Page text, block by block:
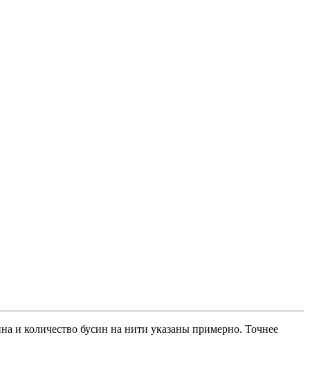
и количество бусин на нити указаны примерно. Точнее